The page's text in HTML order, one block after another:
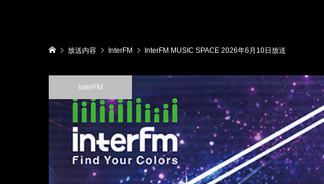
放送内容 InterFM InterFM MUSIC SPACE 2026年6月10日放送
InterFM